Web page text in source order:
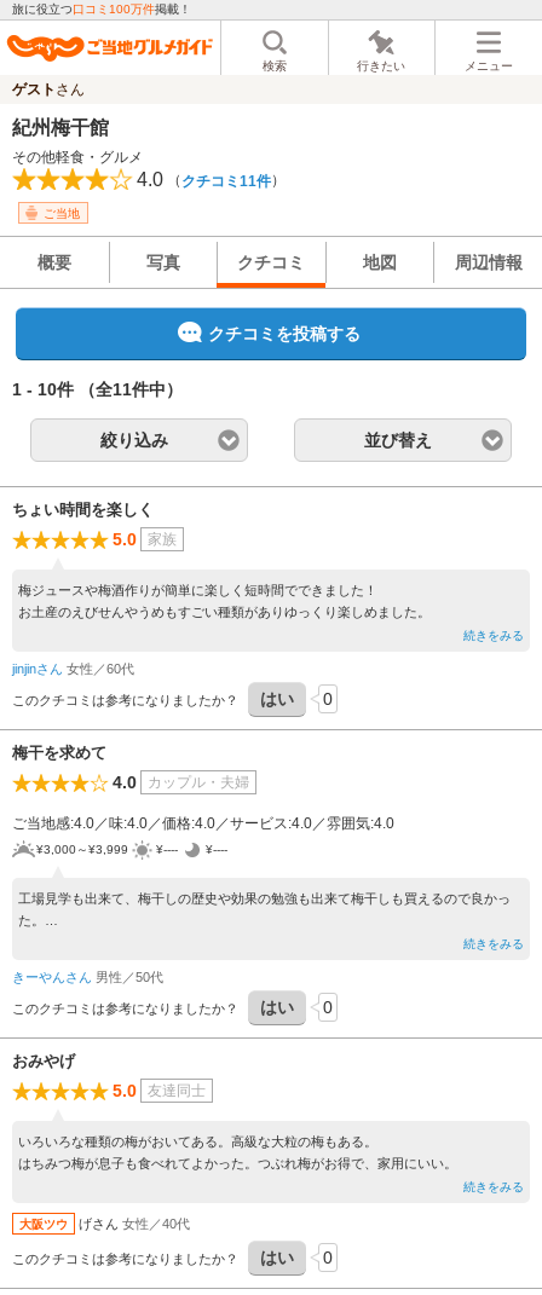
旅に役立つ口コミ100万件掲載！
検索 行きたい メニュー
ゲスト さん
紀州梅干館
その他軽食・グルメ
4.0 （ クチコミ11件）
ご当地
概要 写真 クチコミ 地図 周辺情報
クチコミを投稿する
1 - 10件 （全11件中）
絞り込み 並び替え
ちょい時間を楽しく
5.0 家族
梅ジュースや梅酒作りが簡単に楽しく短時間でできました！
お土産のえびせんやうめもすごい種類がありゆっくり楽しめました。
続きをみる
jinjinさん 女性／60代
このクチコミは参考になりましたか？ はい 0
梅干を求めて
4.0 カップル・夫婦
ご当地感:4.0／味:4.0／価格:4.0／サービス:4.0／雰囲気:4.0
¥3,000～¥3,999 ¥---- ¥----
工場見学も出来て、梅干しの歴史や効果の勉強も出来て梅干しも買えるので良かっ
た。
ただコロナの関係で試食が無く、どの梅干を買うか味見が無かったので迷いました。
続きをみる
きーやんさん 男性／50代
このクチコミは参考になりましたか？ はい 0
おみやげ
5.0 友達同士
いろいろな種類の梅がおいてある。高級な大粒の梅もある。
はちみつ梅が息子も食べれてよかった。つぶれ梅がお得で、家用にいい。
続きをみる
大阪ツウ げさん 女性／40代
このクチコミは参考になりましたか？ はい 0